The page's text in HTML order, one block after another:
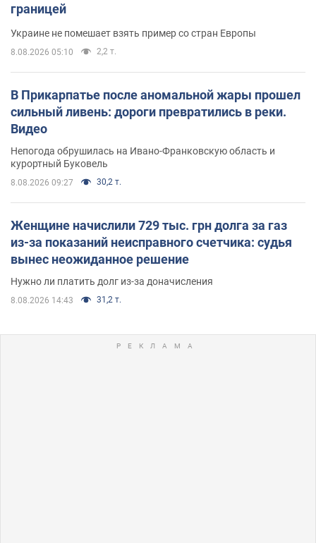
границей
Украине не помешает взять пример со стран Европы
8.08.2026 05:10 2,2 т.
В Прикарпатье после аномальной жары прошел
сильный ливень: дороги превратились в реки.
Видео
Непогода обрушилась на Ивано-Франковскую область и
курортный Буковель
8.08.2026 09:27 30,2 т.
Женщине начислили 729 тыс. грн долга за газ
из-за показаний неисправного счетчика: судья
вынес неожиданное решение
Нужно ли платить долг из-за доначисления
8.08.2026 14:43 31,2 т.